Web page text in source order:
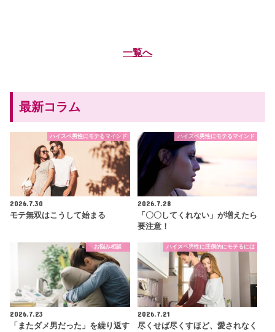
一覧へ
最新コラム
ハイスペ男性にモテるマインド
2026.7.30
モテ無双はこうして始まる
ハイスペ男性にモテるマインド
2026.7.28
「〇〇してくれない」が増えたら
要注意！
お悩み相談
2026.7.23
「またダメ男だった」を繰り返す
ハイスペ男性に圧倒的にモテるには
2026.7.21
尽くせば尽くすほど、愛されなく